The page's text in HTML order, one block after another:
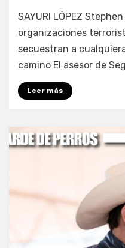
porFernando Miranda
SAYURI LÓPEZ
organizaciones
secuestran a
camino El asesor de
Leer más